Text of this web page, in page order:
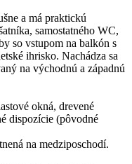
a má praktickú
samostatného WC,
so vstupom na balkón s
ihrisko. Nachádza sa
na východnú a západnú
okná, drevené
dispozície (pôvodné
na medziposchodí.